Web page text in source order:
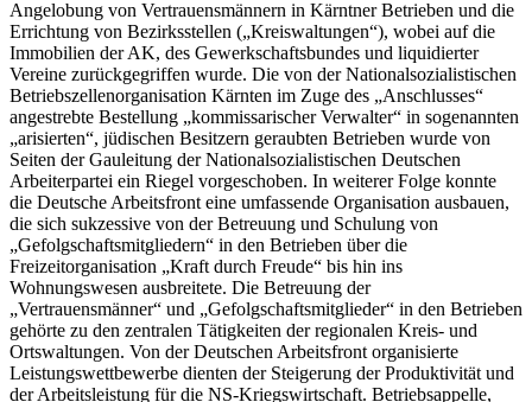
Angelobung von Vertrauensmännern in Kärntner Betrieben und die
Errichtung von Bezirksstellen („Kreiswaltungen“), wobei auf die
Immobilien der AK, des Gewerkschaftsbundes und liquidierter
Vereine zurückgegriffen wurde. Die von der Nationalsozialistischen
Betriebszellenorganisation Kärnten im Zuge des „Anschlusses“
angestrebte Bestellung „kommissarischer Verwalter“ in sogenannten
„arisierten“, jüdischen Besitzern geraubten Betrieben wurde von
Seiten der Gauleitung der Nationalsozialistischen Deutschen
Arbeiterpartei ein Riegel vorgeschoben. In weiterer Folge konnte
die Deutsche Arbeitsfront eine umfassende Organisation ausbauen,
die sich sukzessive von der Betreuung und Schulung von
„Gefolgschaftsmitgliedern“ in den Betrieben über die
Freizeitorganisation „Kraft durch Freude“ bis hin ins
Wohnungswesen ausbreitete. Die Betreuung der
„Vertrauensmänner“ und „Gefolgschaftsmitglieder“ in den Betrieben
gehörte zu den zentralen Tätigkeiten der regionalen Kreis- und
Ortswaltungen. Von der Deutschen Arbeitsfront organisierte
Leistungswettbewerbe dienten der Steigerung der Produktivität und
der Arbeitsleistung für die NS-Kriegswirtschaft. Betriebsappelle,